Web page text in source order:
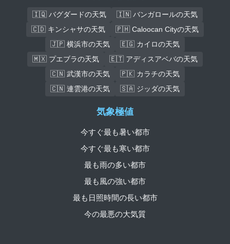
🇮🇶 バグダードの天気
🇮🇳 バンガロールの天気
🇨🇩 キンシャサの天気
🇵🇭 Caloocan Cityの天気
🇯🇵 横浜市の天気
🇪🇬 カイロの天気
🇲🇽 プエブラの天気
🇪🇹 アディスアベバの天気
🇨🇳 武漢市の天気
🇵🇰 カラチの天気
🇨🇳 連雲港の天気
🇸🇦 ジッダの天気
気象極値
今すぐ最も暑い都市
今すぐ最も寒い都市
最も雨の多い都市
最も風の強い都市
最も日照時間の長い都市
今の最悪の大気質